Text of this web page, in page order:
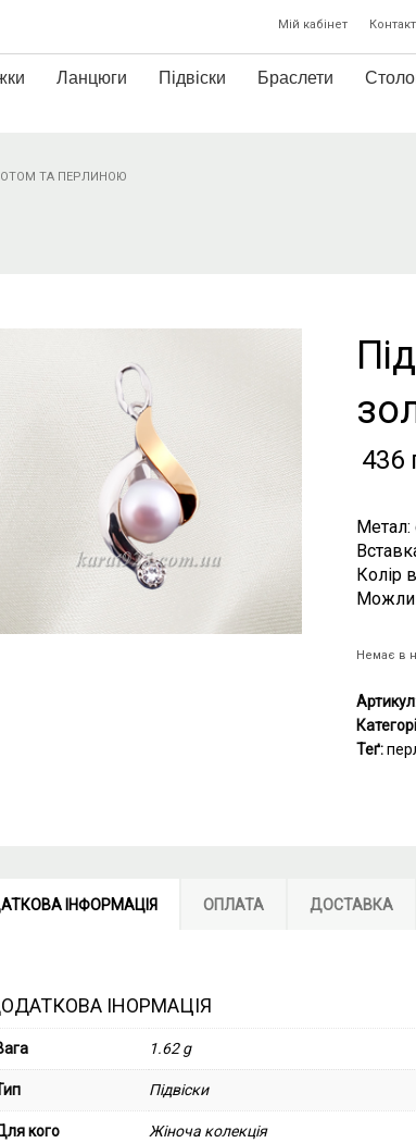
Мій кабінет
Ланцюги Підвіски Браслети
ТА ПЕРЛИНОЮ
436
Метал:
Колір
Немає в
Теґ:
ІНФОРМАЦІЯ ОПЛАТА ДОСТАВКА
ІНОРМАЦІЯ
1.62 g
Підвіски
кого Жіноча колекція